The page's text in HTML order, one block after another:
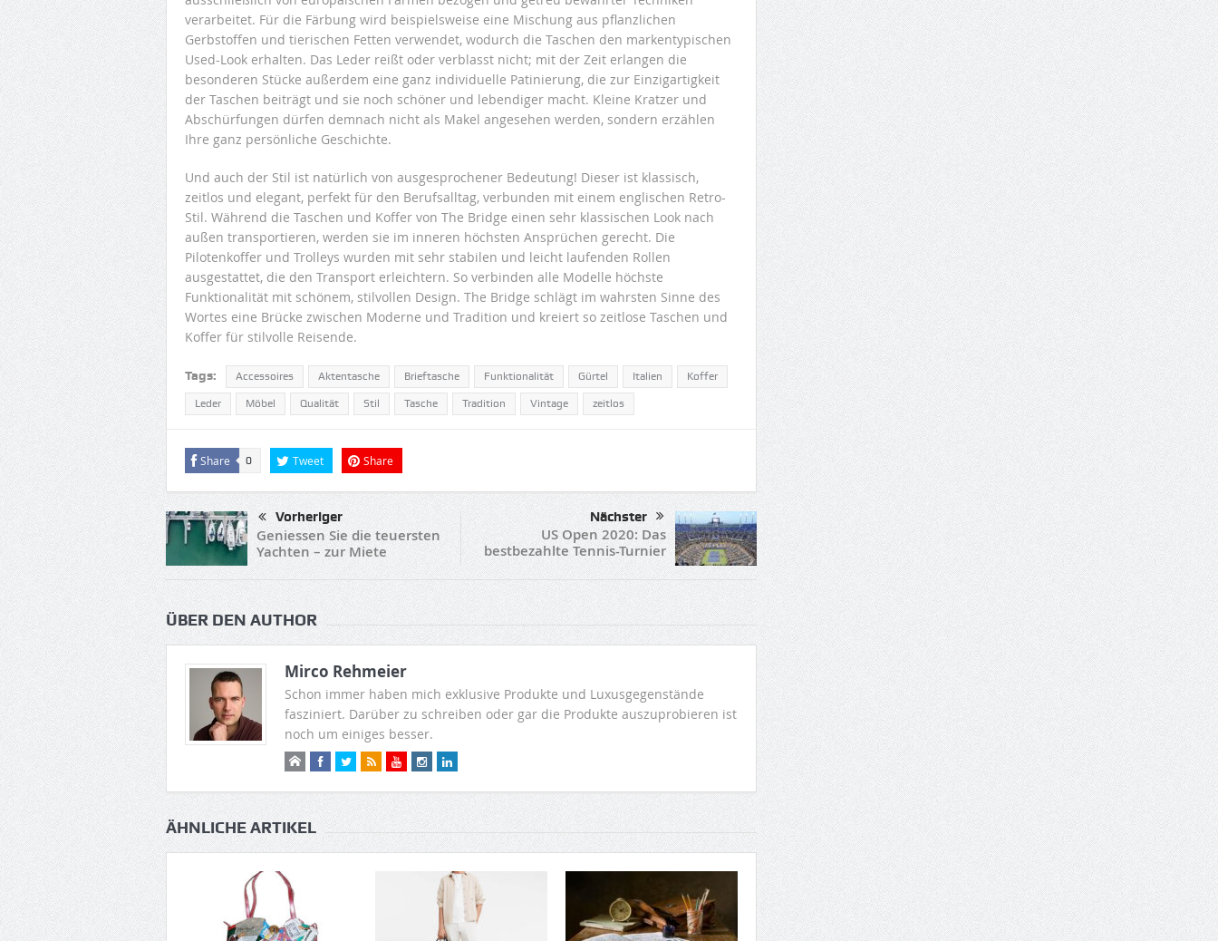
verarbeitet. Für die Färbung wird beispielsweise eine Mischung aus pflanzlichen
Gerbstoffen und tierischen Fetten verwendet, wodurch die Taschen den markentypischen
Used-Look erhalten. Das Leder reißt oder verblasst nicht; mit der Zeit erlangen die
besonderen Stücke außerdem eine ganz individuelle Patinierung, die zur Einzigartigkeit
der Taschen beiträgt und sie noch schöner und lebendiger macht. Kleine Kratzer und
Abschürfungen dürfen demnach nicht als Makel angesehen werden, sondern erzählen
Ihre ganz persönliche Geschichte.
Und auch der Stil ist natürlich von ausgesprochener Bedeutung! Dieser ist klassisch,
zeitlos und elegant, perfekt für den Berufsalltag, verbunden mit einem englischen Retro-
Stil. Während die Taschen und Koffer von The Bridge einen sehr klassischen Look nach
außen transportieren, werden sie im inneren höchsten Ansprüchen gerecht. Die
Pilotenkoffer und Trolleys wurden mit sehr stabilen und leicht laufenden Rollen
ausgestattet, die den Transport erleichtern. So verbinden alle Modelle höchste
Funktionalität mit schönem, stilvollen Design. The Bridge schlägt im wahrsten Sinne des
Wortes eine Brücke zwischen Moderne und Tradition und kreiert so zeitlose Taschen und
Koffer für stilvolle Reisende.
Tags: Accessoires Aktentasche Brieftasche Funktionalität Gürtel Italien Koffer
Leder Möbel Qualität Stil Tasche Tradition Vintage zeitlos
Share 0 Tweet Share
Vorheriger
Geniessen Sie die teuersten
Yachten – zur Miete
Nächster
US Open 2020: Das
bestbezahlte Tennis-Turnier
ÜBER DEN AUTHOR
Mirco Rehmeier
Schon immer haben mich exklusive Produkte und Luxusgegenstände
fasziniert. Darüber zu schreiben oder gar die Produkte auszuprobieren ist
noch um einiges besser.
ÄHNLICHE ARTIKEL